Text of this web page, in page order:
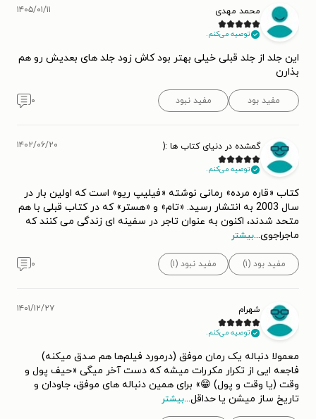
محمد مهدی
توصیه می‌کنم.
۱۴۰۵/۰۱/۱۱
این جلد از جلد قبلی خیلی بهتر بود کاش زود جلد های بعدیش رو هم
بذارن
مفید بود مفید نبود ۰
گمشده در دنیای کتاب ها :(
توصیه می‌کنم.
۱۴۰۲/۰۶/۲۰
کتاب «قاره مرده» رمانی نوشته «فیلیپ ریو» است که اولین بار در
سال 2003 به انتشار رسید. «تام» و «هستر» که در کتاب قبلی با هم
متحد شدند، اکنون به عنوان تاجر در سفینه ای زندگی می کنند که
ماجراجوی...بیشتر
مفید بود (۱) مفید نبود (۱) ۰
شهرام
توصیه می‌کنم.
۱۴۰۱/۱۲/۲۷
معمولا دنباله یک رمان موفق (درمورد فیلم‌ها هم صدق میکنه)
فاجعه ایی از تکرار مکررات میشه که دست آخر میگی «حیف پول و
وقت (یا وقت و پول) 😁» برای همین دنباله های موفق، جاودان و
تاریخ ساز میشن یا حداقل...بیشتر